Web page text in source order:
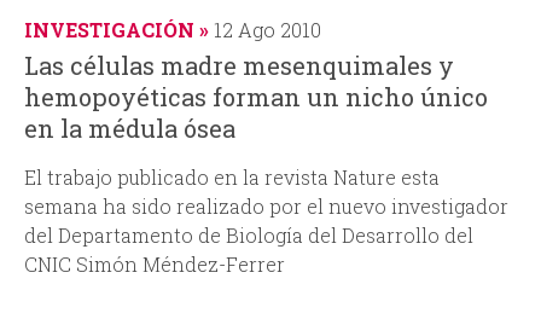
INVESTIGACIÓN 12 Ago 2010
Las células madre mesenquimales y
hemopoyéticas forman un nicho único
en la médula ósea
El trabajo publicado en la revista Nature esta
semana ha sido realizado por el nuevo investigador
del Departamento de Biología del Desarrollo del
CNIC Simón Méndez-Ferrer